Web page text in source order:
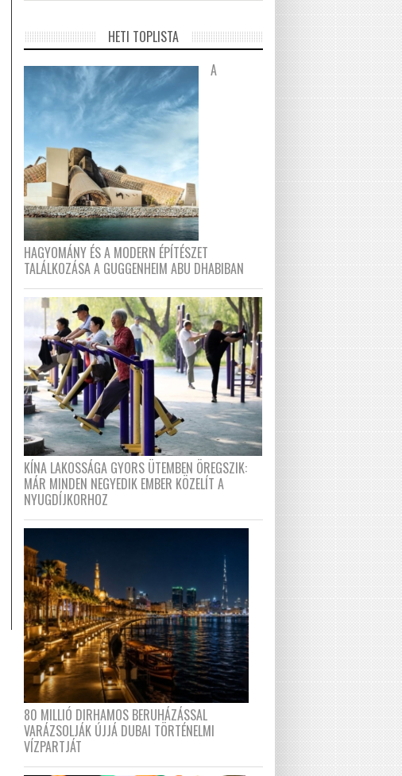
HETI TOPLISTA
A
HAGYOMÁNY ÉS A MODERN ÉPÍTÉSZET
TALÁLKOZÁSA A GUGGENHEIM ABU DHABIBAN
KÍNA LAKOSSÁGA GYORS ÜTEMBEN ÖREGSZIK:
MÁR MINDEN NEGYEDIK EMBER KÖZELÍT A
NYUGDÍJKORHOZ
80 MILLIÓ DIRHAMOS BERUHÁZÁSSAL
VARÁZSOLJÁK ÚJJÁ DUBAI TÖRTÉNELMI
VÍZPARTJÁT